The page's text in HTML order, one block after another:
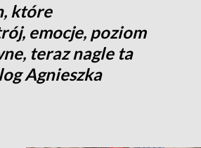
które
emocje, poziom
teraz nagle ta
Agnieszka